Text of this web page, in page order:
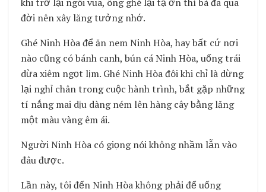
đời nên xây lăng tưởng nhớ.
Ghé Ninh Hòa để ăn nem Ninh Hòa, hay bất cứ nơi
nào cũng có bánh canh, bún cá Ninh Hòa, uống trái
dừa xiêm ngọt lịm. Ghé Ninh Hòa đôi khi chỉ là dừng
lại nghỉ chân trong cuộc hành trình, bắt gặp những
tí nắng mai dịu dàng ném lên hàng cây bằng lăng
một màu vàng êm ái.
Người Ninh Hòa có giọng nói không nhầm lẫn vào
đâu được.
Lần này, tôi đến Ninh Hòa không phải để uống